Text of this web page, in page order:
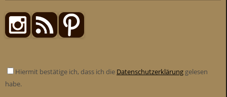
Hiermit bestätige ich, dass ich die Datenschutzerklärung gelesen
habe.